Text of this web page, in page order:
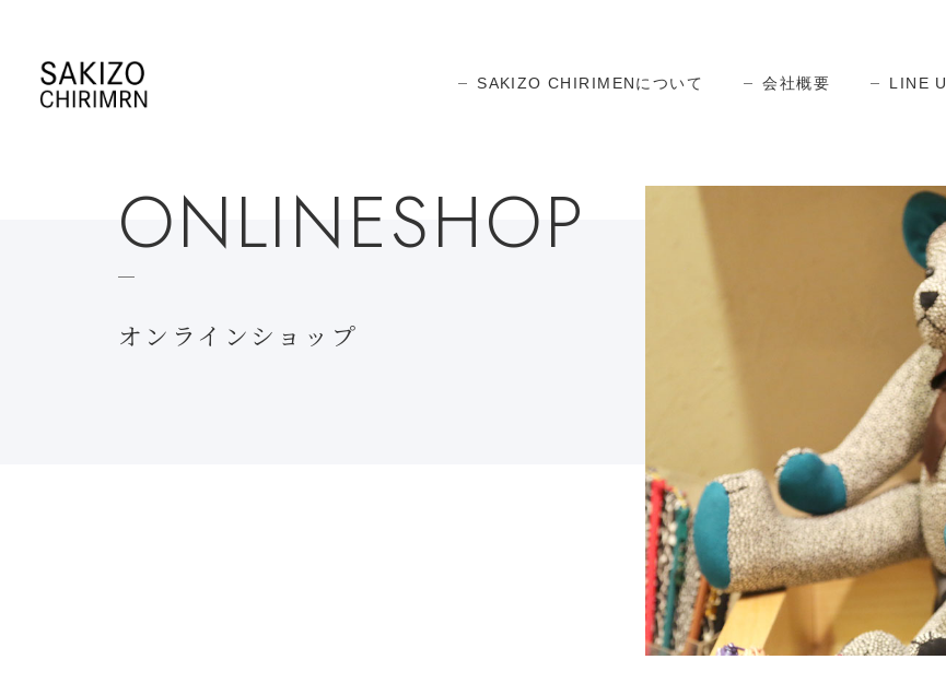
SAKIZO CHIRIMENについて 会社概要 LINE
ONLINESHOP
オンラインショップ